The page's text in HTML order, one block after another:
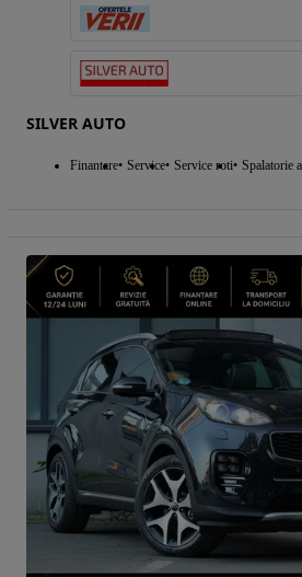
SILVER AUTO
Finantare Service Service roti Spalatorie